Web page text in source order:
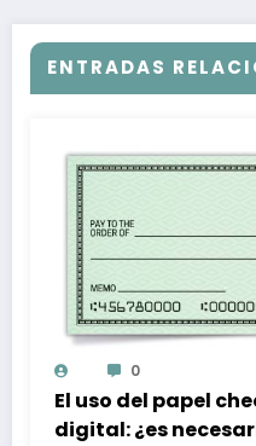
ENTRADAS
0
El uso del papel
digital: ¿es